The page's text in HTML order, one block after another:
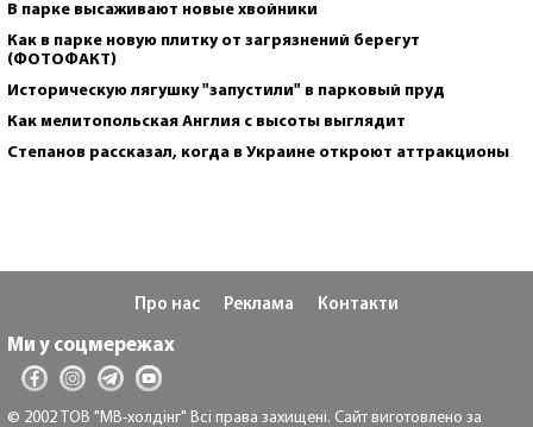
В парке высаживают новые хвойники
Как в парке новую плитку от загрязнений берегут
(ФОТОФАКТ)
Историческую лягушку "запустили" в парковый пруд
Как мелитопольская Англия с высоты выглядит
Степанов рассказал, когда в Украине откроют аттракционы
Про нас Реклама Контакти
Ми у соцмережах
© 2002 ТОВ "МВ-холдінг" Всі права захищені. Сайт виготовлено за